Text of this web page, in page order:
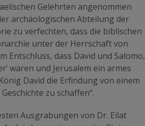
Gelehrten angenommen
archäologischen Abteilung der
zu verfechten, dass die biblischen
unter der Herrschaft von
Entschluss, dass David und Salomo,
waren und Jerusalem ein armes
David die Erfindung von einem
zu schaffen“.
Ausgrabungen von Dr. Eilat